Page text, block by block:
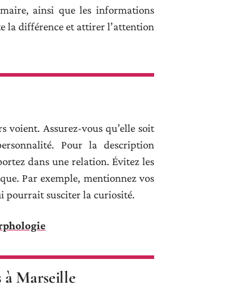
ainsi que les informations
la différence et attirer l’attention
voient. Assurez-vous qu’elle soit
Pour la description
dans une relation. Évitez les
Par exemple, mentionnez vos
pourrait susciter la curiosité.
à Marseille